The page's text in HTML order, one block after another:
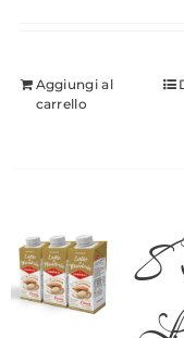
Aggiungi al
carrello